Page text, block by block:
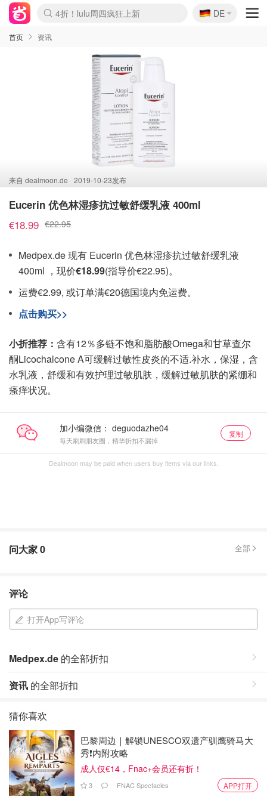
4折！lulu周四疯狂上新
🇩🇪
DE
首页 资讯
来自 dealmoon.de 2019-10-23发布
Eucerin 优色林湿疹抗过敏舒缓乳液 400ml
€18.99 €22.95
Medpex.de 现有 Eucerin 优色林湿疹抗过敏舒缓乳液
400ml ，现价€18.99(指导价€22.95)。
运费€2.99, 或订单满€20德国境内免运费。
点击购买>>
小折推荐： 含有12％多链不饱和脂肪酸Omega和甘草查尔
酮Licochalcone A可缓解过敏性皮炎的不适.补水，保湿，含
水乳液，舒缓和有效护理过敏肌肤，缓解过敏肌肤的紧绷和
瘙痒状况。
加小编微信：
每天刷刷朋友圈，精华折扣不漏掉
复制
Dealmoon may be paid when users buy items via our links.
问大家0 全部
评论
打开App写评论
Medpex.de 的全部折扣
资讯 的全部折扣
猜你喜欢
巴黎周边｜解锁UNESCO双遗产驯鹰骑马大
秀❗️内附攻略
成人仅€14，Fnac+会员还有折！
3 FNAC Spectacles APP打开